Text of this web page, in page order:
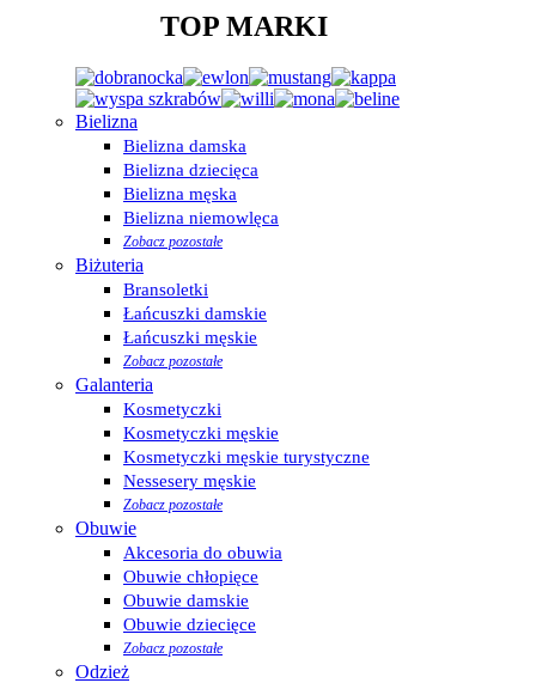
TOP MARKI
Bielizna
Bielizna damska
Bielizna dziecięca
Bielizna męska
Bielizna niemowlęca
Zobacz pozostałe
Biżuteria
Bransoletki
Łańcuszki damskie
Łańcuszki męskie
Zobacz pozostałe
Galanteria
Kosmetyczki
Kosmetyczki męskie
Kosmetyczki męskie turystyczne
Nessesery męskie
Zobacz pozostałe
Obuwie
Akcesoria do obuwia
Obuwie chłopięce
Obuwie damskie
Obuwie dziecięce
Zobacz pozostałe
Odzież